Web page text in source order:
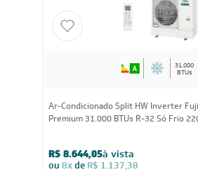
31.000
BTUs
Ar-Condicionado Split HW Inverter
Premium 31.000 BTUs R-32 Só Frio
R$ 8.644,05à vista
ou 8xde R$ 1.137,38